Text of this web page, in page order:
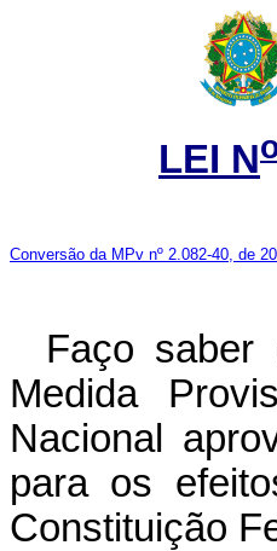
LEI N
Conversão da MPv nº 2.082-40, de
Faço saber
Medida
Nacional
para os
Constituição